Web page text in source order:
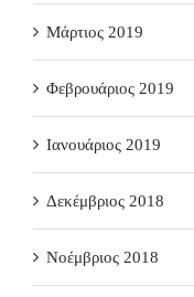
Μάρτιος 2019
Φεβρουάριος 2019
Ιανουάριος 2019
Δεκέμβριος 2018
Νοέμβριος 2018